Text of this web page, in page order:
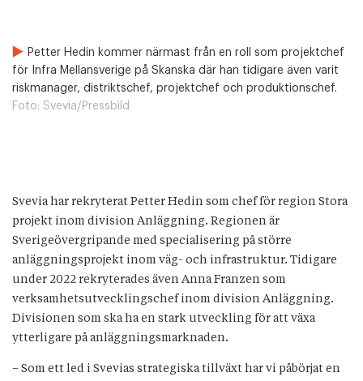
Petter Hedin kommer närmast från en roll som projektchef
för Infra Mellansverige på Skanska där han tidigare även varit
riskmanager, distriktschef, projektchef och produktionschef.
Foto: Svevia/Pressbild
Svevia har rekryterat Petter Hedin som chef för region Stora
projekt inom division Anläggning. Regionen är
Sverigeövergripande med specialisering på större
anläggningsprojekt inom väg- och infrastruktur. Tidigare
under 2022 rekryterades även Anna Franzen som
verksamhetsutvecklingschef inom division Anläggning.
Divisionen som ska ha en stark utveckling för att växa
ytterligare på anläggningsmarknaden.
– Som ett led i Svevias strategiska tillväxt har vi påbörjat en